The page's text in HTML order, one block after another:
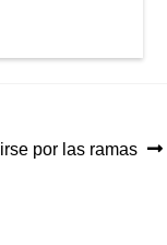
por las ramas